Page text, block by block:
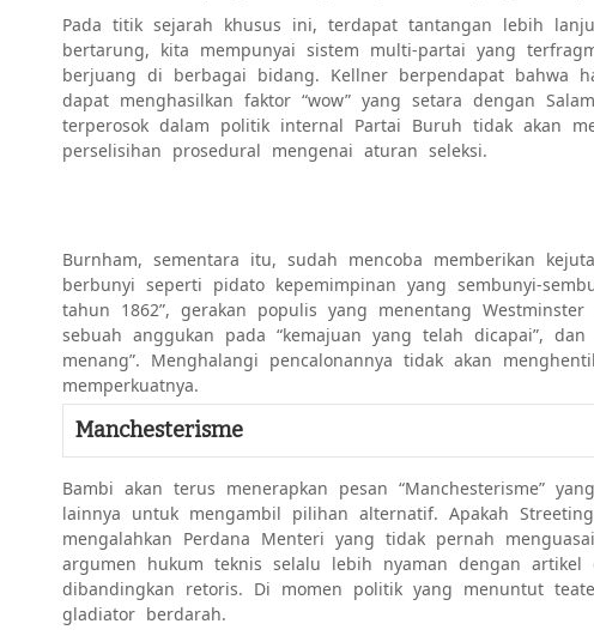
Pada titik sejarah khusus ini, terdapat tantangan lebih
bertarung, kita mempunyai sistem multi-partai yang
berjuang di berbagai bidang. Kellner berpendapat bahwa
dapat menghasilkan faktor “wow” yang setara dengan
terperosok dalam politik internal Partai Buruh tidak akan
perselisihan prosedural mengenai aturan seleksi.
Burnham, sementara itu, sudah mencoba memberikan
berbunyi seperti pidato kepemimpinan yang sembunyi-
tahun 1862”, gerakan populis yang menentang
sebuah anggukan pada “kemajuan yang telah dicapai”,
menang”. Menghalangi pencalonannya tidak akan
memperkuatnya.
Manchesterisme
Bambi akan terus menerapkan pesan “Manchesterisme”
lainnya untuk mengambil pilihan alternatif. Apakah
mengalahkan Perdana Menteri yang tidak pernah
argumen hukum teknis selalu lebih nyaman dengan artikel
dibandingkan retoris. Di momen politik yang menuntut
gladiator berdarah.